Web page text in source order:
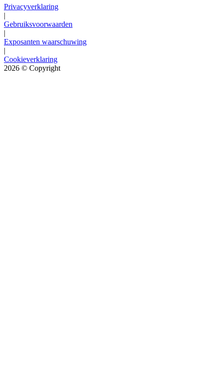
Privacyverklaring
|
Gebruiksvoorwaarden
|
Exposanten waarschuwing
|
Cookieverklaring
2026 © Copyright